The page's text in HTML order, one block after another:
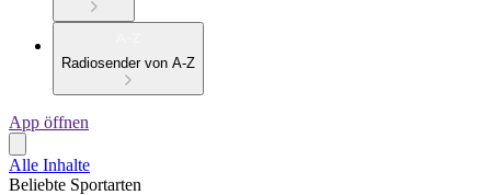
Radiosender von A-Z
App öffnen
Alle Inhalte
Beliebte Sportarten